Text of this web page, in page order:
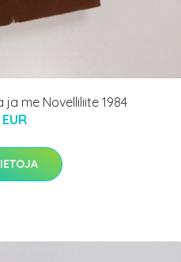
ja me Novelliliite 1984